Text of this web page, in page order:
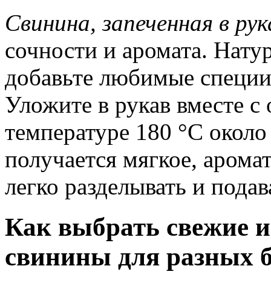
Свинина, запеченная в
сочности и аромата.
добавьте любимые
Уложите в рукав вместе
температуре 180 °C
получается мягкое,
легко разделывать и
Как выбрать свежие
свинины для разных